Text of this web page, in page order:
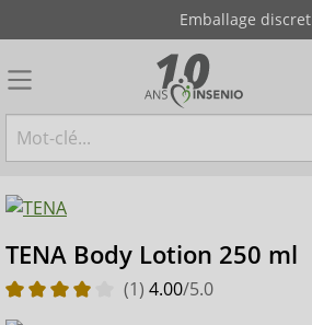
Emballage discret
TENA Body Lotion 250 ml
(1) 4.00/5.0